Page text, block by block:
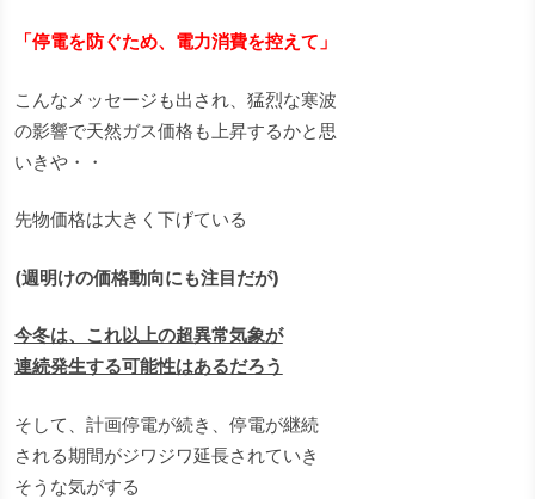
「停電を防ぐため、電力消費を控えて」
こんなメッセージも出され、猛烈な寒波
の影響で天然ガス価格も上昇するかと思
いきや・・
先物価格は大きく下げている
(週明けの価格動向にも注目だが)
今冬は、これ以上の超異常気象が
連続発生する可能性はあるだろう
そして、計画停電が続き、停電が継続
される期間がジワジワ延長されていき
そうな気がする